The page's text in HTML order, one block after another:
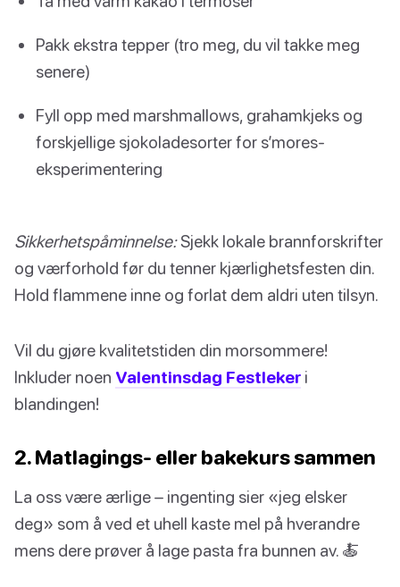
Pakk ekstra tepper (tro meg, du vil takke meg
senere)
Fyll opp med marshmallows, grahamkjeks og
forskjellige sjokoladesorter for s’mores-
eksperimentering
Sikkerhetspåminnelse:Sjekk lokale brannforskrifter
og værforhold før du tenner kjærlighetsfesten din.
Hold flammene inne og forlat dem aldri uten tilsyn.
Vil du gjøre kvalitetstiden din morsommere!
Inkluder noen Valentinsdag Festleker i
blandingen!
2. Matlagings- eller bakekurs sammen
La oss være ærlige – ingenting sier «jeg elsker
deg» som å ved et uhell kaste mel på hverandre
mens dere prøver å lage pasta fra bunnen av. 🍝